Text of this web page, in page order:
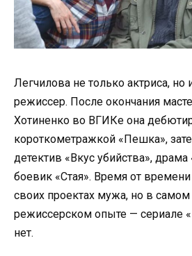
Легчилова не только актриса,
режиссер. После окончания
Хотиненко во ВГИКе она
короткометражкой «Пешка»,
детектив «Вкус убийства»,
боевик «Стая». Время от
своих проектах мужа, но в
режиссерском опыте — сериале
нет.